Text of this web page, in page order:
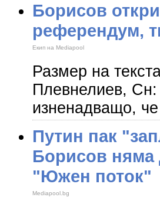
Борисов
референдум,
Екип на Mediapool
Размер на
Плевнелиев,
изненадващо,
Путин пак
Борисов няма
"Южен поток"
Mediapool.bg